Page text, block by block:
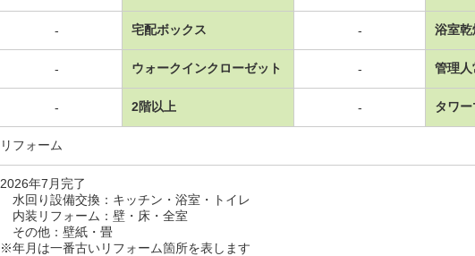
- 宅配ボックス - 浴室乾
- ウォークインクローゼット - 管理人
- 2階以上 - タワ
リフォーム
2026年7月完了
水回り設備交換：キッチン・浴室・トイレ
内装リフォーム：壁・床・全室
その他：壁紙・畳
※年月は一番古いリフォーム箇所を表します